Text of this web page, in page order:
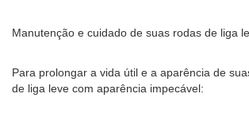
Manutenção e cuidado de suas rodas de liga
Para prolongar a vida útil e a aparência de
de liga leve com aparência impecável: